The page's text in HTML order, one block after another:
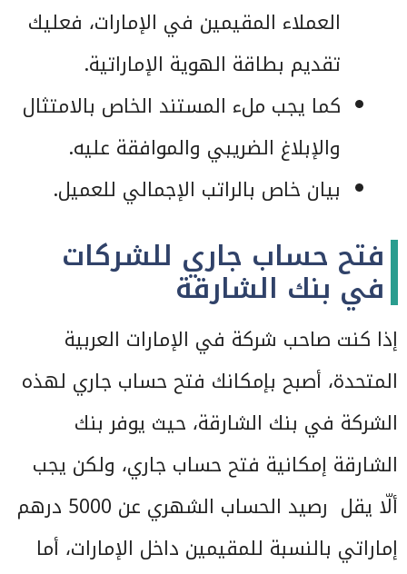
العملاء المقيمين في الإمارات، فعليك
تقديم بطاقة الهوية الإماراتية.
كما يجب ملء المستند الخاص بالامتثال
والإبلاغ الضريبي والموافقة عليه.
بيان خاص بالراتب الإجمالي للعميل.
فتح حساب جاري للشركات
في بنك الشارقة
إذا كنت صاحب شركة في الإمارات العربية
المتحدة، أصبح بإمكانك فتح حساب جاري لهذه
الشركة في بنك الشارقة، حيث يوفر بنك
الشارقة إمكانية فتح حساب جاري، ولكن يجب
ألّا يقل رصيد الحساب الشهري عن 5000 درهم
إماراتي بالنسبة للمقيمين داخل الإمارات، أما